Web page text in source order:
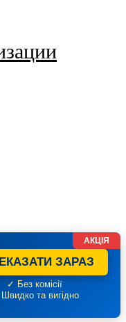
ЗАРАЗ
✓ Без комісії
та вигідно
АКЦІЯ